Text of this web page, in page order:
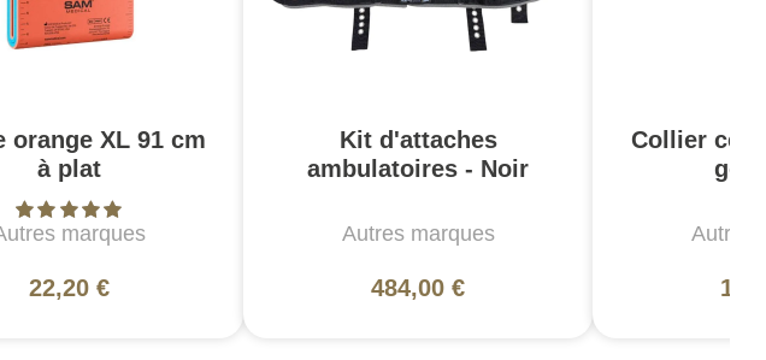
orange XL 91 cm
à plat
marques
22,20 €
Kit d'attaches
ambulatoires - Noir
Autres marques
484,00 €
Collier
Autres